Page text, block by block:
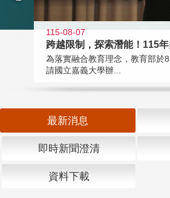
115-08-07
跨越限制，探索潛能！115
為落實融合教育理念，教育部於
請國立嘉義大學辦...
最新消息
即時新聞澄清
資料下載